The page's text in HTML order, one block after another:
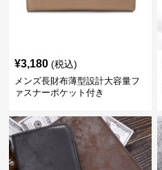
¥3,180 (税込)
メンズ長財布薄型設計大容量フ
ァスナーポケット付き